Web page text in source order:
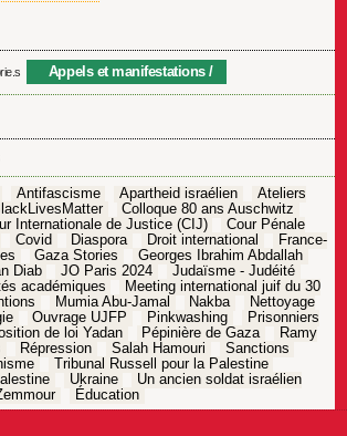
Appels et manifestations
Antifascisme Apartheid israélien
Ateliers
Colloque 80 ans Auschwitz
Internationale de Justice (CIJ)
Cour Pénale
Covid Diaspora Droit international
France-
Gaza Stories
Georges Ibrahim Abdallah
Diab JO Paris 2024
Judaïsme - Judéité
académiques
Meeting international juif du 30
Mumia Abu-Jamal Nakba
Nettoyage
Ouvrage UJFP Pinkwashing
Prisonniers
de loi Yadan Pépinière de Gaza
Ramy
Répression Salah Hamouri
Sanctions
Tribunal Russell pour la Palestine
Ukraine
Un ancien soldat israélien
Éducation